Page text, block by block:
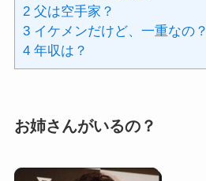
2父は空手家？
3イケメンだけど、一重なの？
4年収は？
お姉さんがいるの？